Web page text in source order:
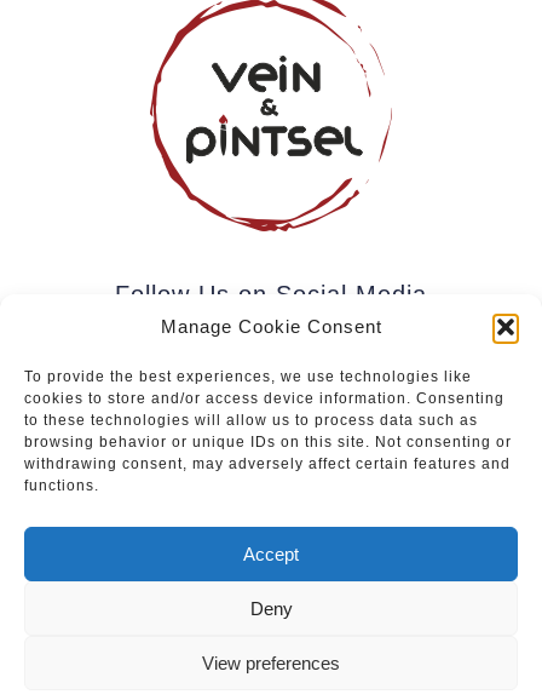
Manage Cookie Consent
To provide the best experiences, we use technologies like
cookies to store and/or access device information. Consenting
to these technologies will allow us to process data such as
browsing behavior or unique IDs on this site. Not consenting or
withdrawing consent, may adversely affect certain features and
functions.
Accept
Deny
View preferences
Follow Us on Social Media
Subscribe to our newsletter.
Privacy Policy |Cookies Policy